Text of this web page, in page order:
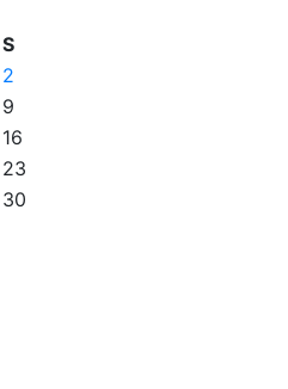
S
2
9
16
23
30